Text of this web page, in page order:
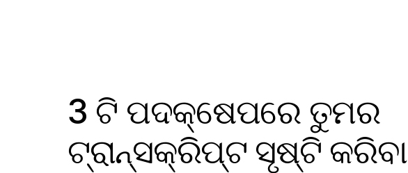
3 ଟି ପଦକ୍ଷେପରେ ତୁମର
ଟ୍ରାନ୍ସକ୍ରିପ୍ଟ ସୃଷ୍ଟି କରିବା |